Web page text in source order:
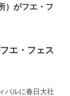
）がフエ・フ
エ・フェス
バルに春日大社